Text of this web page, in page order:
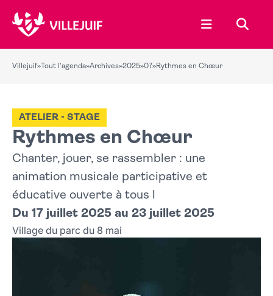
Ouvrir le
Villejuif» Tout l'agenda»Archives»2025»07»Rythmes en Chœur
Rythmes en Chœur
ATELIER - STAGE
Chanter, jouer, se rassembler : une
animation musicale participative et
éducative ouverte à tous l
Du 17 juillet 2025 au 23 juillet 2025
Village du parc du 8 mai